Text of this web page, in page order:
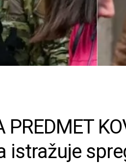
PREDMET
istražuje